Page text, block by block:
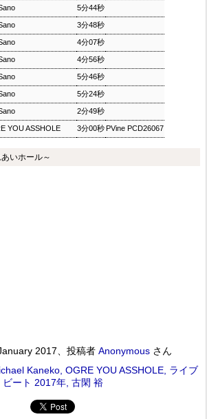
5分44秒
3分48秒
4分07秒
4分56秒
5分46秒
5分24秒
2分49秒
YOU ASSHOLE 3分00秒PVine PCD26067
いホール～
2017 、投稿者 Anonymous さん
Kaneko OGRE YOU ASSHOLE ライブ
ビート 2017年 古閑 裕